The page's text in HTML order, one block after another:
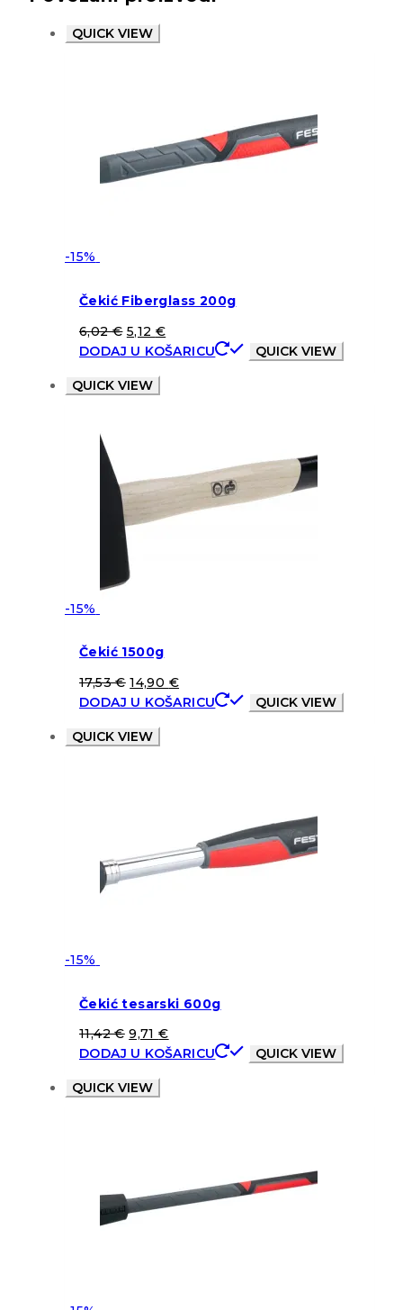
QUICK VIEW
-15%
Čekić Fiberglass 200g
6,02€ 5,12 €
DODAJ U KOŠARICU
QUICK VIEW
QUICK VIEW
-15%
Čekić 1500g
17,53€ 14,90 €
DODAJ U KOŠARICU
QUICK VIEW
QUICK VIEW
-15%
Čekić tesarski 600g
11,42€ 9,71€
DODAJ U KOŠARICU
QUICK VIEW
QUICK VIEW